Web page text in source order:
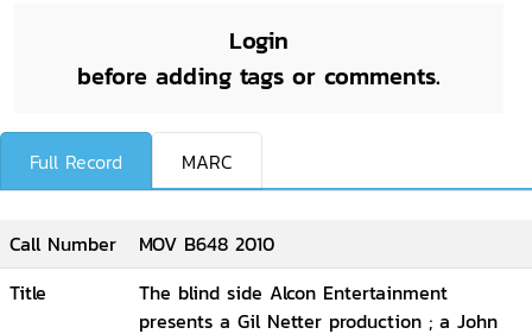
Login
before adding tags or comments.
Full Record MARC
Call Number
MOV B648 2010
Title
The blind side Alcon Entertainment
presents a Gil Netter production ; a John